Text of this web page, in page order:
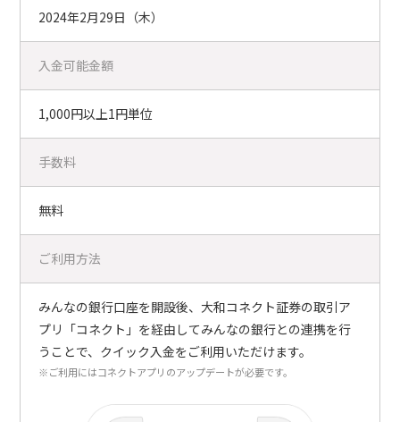
2024年2月29日（木）
入金可能金額
1,000円以上1円単位
手数料
無料
ご利用方法
みんなの銀行口座を開設後、大和コネクト証券の取引ア
プリ「コネクト」を経由してみんなの銀行との連携を行
うことで、クイック入金をご利用いただけます。
※ご利用にはコネクトアプリのアップデートが必要です。